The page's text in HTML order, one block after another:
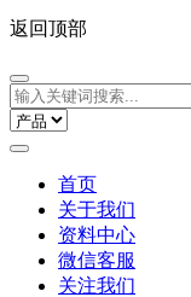
返回顶部
首页
关于我们
资料中心
微信客服
关注我们